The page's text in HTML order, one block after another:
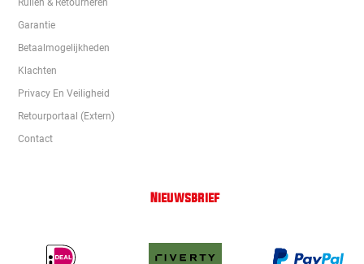
Ruilen & Retourneren
Garantie
Betaalmogelijkheden
Klachten
Privacy En Veiligheid
Retourportaal (extern)
Contact
Nieuwsbrief